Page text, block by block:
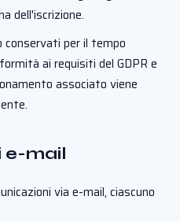
dell'iscrizione.
conservati per il tempo
ai requisiti del GDPR e
associato viene
e-mail
via e-mail, ciascuno